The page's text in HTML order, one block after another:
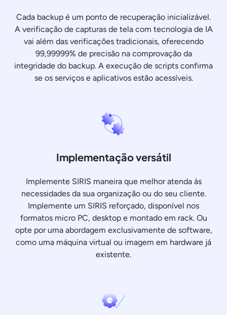
Cada backup é um ponto de recuperação inicializável.
A verificação de capturas de tela com tecnologia de IA
vai além das verificações tradicionais, oferecendo
99,99999% de precisão na comprovação da
integridade do backup. A execução de scripts confirma
se os serviços e aplicativos estão acessíveis.
Implementação versátil
Implemente SIRIS maneira que melhor atenda às
necessidades da sua organização ou do seu cliente.
Implemente um SIRIS reforçado, disponível nos
formatos micro PC, desktop e montado em rack. Ou
opte por uma abordagem exclusivamente de software,
como uma máquina virtual ou imagem em hardware já
existente.